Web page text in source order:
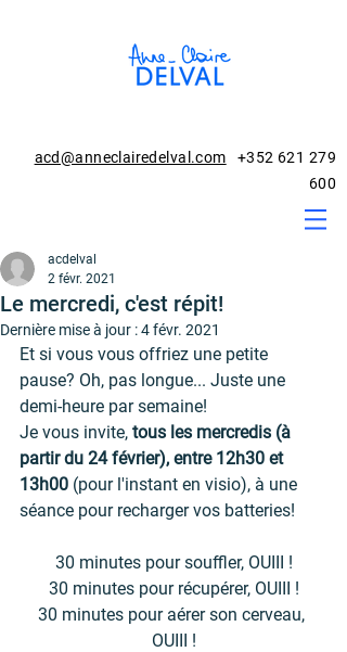
acd@anneclairedelval.com
+352 621 279
600
Le mercredi, c'est répit!
acdelval
2 févr. 2021
Dernière mise à jour :4 févr. 2021
Et si vous vous offriez une petite
pause? Oh, pas longue... Juste une
demi-heure par semaine!
Je vous invite, tous les mercredis (à
partir du 24 février), entre 12h30 et
13h00 (pour l'instant en visio), à une
séance pour recharger vos batteries!
30 minutes pour souffler, OUIII !
30 minutes pour récupérer, OUIII !
30 minutes pour aérer son cerveau,
OUIII !